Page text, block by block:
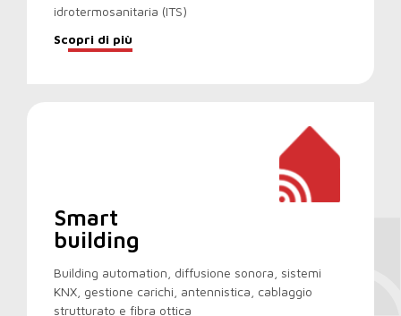
idrotermosanitaria (ITS)
Scopri di più
Smart
building
Building automation, diffusione sonora, sistemi
KNX, gestione carichi, antennistica, cablaggio
strutturato e fibra ottica